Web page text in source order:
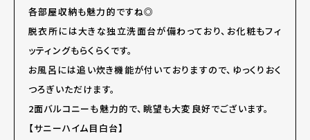
各部屋収納も魅力的ですね◎
脱衣所には大きな独立洗面台が備わっており、お化粧もフィ
ッティングもらくらくです。
お風呂には追い炊き機能が付いておりますので、ゆっくりおく
つろぎいただけます。
2面バルコニーも魅力的で、眺望も大変良好でございます。
【サニーハイム目白台】